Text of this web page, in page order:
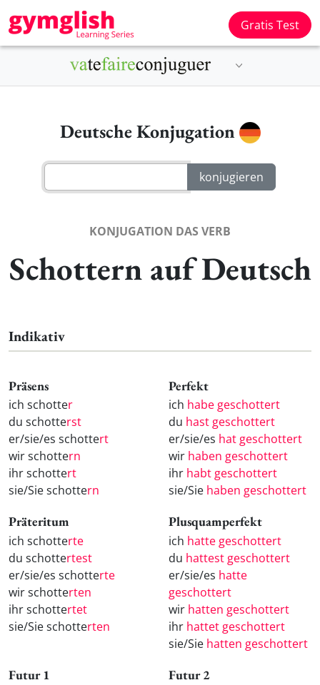
Gratis Test
Deutsche Konjugation
KONJUGATION DAS VERB
Schottern auf Deutsch
Indikativ
Präsens
ich schotter
du schotterst
er/sie/es schottert
wir schottern
ihr schottert
sie/Sie schottern
Perfekt
ich habe geschottert
du hast geschottert
er/sie/es hat geschottert
wir haben geschottert
ihr habt geschottert
sie/Sie haben geschottert
Präteritum
ich schotterte
du schottertest
er/sie/es schotterte
wir schotterten
ihr schottertet
sie/Sie schotterten
Plusquamperfekt
ich hatte geschottert
du hattest geschottert
er/sie/es hatte
geschottert
wir hatten geschottert
ihr hattet geschottert
sie/Sie hatten geschottert
Futur 1 Futur 2